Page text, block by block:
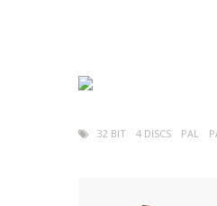
32 BIT 4 DISCS PAL